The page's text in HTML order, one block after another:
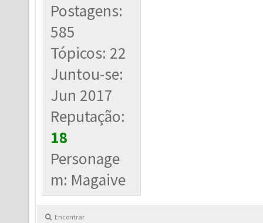
Postagens:
585
Tópicos: 22
Juntou-se:
Jun 2017
Reputação:
18
Personage
m: Magaive
Encontrar